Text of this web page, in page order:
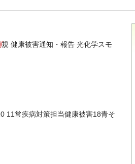
規 健康被害通知・報告 光化学スモ
11常疾病対策担当健康被害18青そ